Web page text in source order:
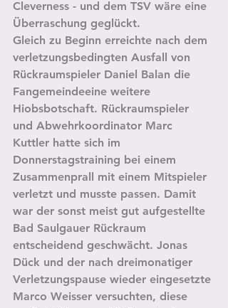
Cleverness - und dem TSV wäre eine
Überraschung geglückt.
Gleich zu Beginn erreichte nach dem
verletzungsbedingten Ausfall von
Rückraumspieler Daniel Balan die
Fangemeindeeine weitere
Hiobsbotschaft. Rückraumspieler
und Abwehrkoordinator Marc
Kuttler hatte sich im
Donnerstagstraining bei einem
Zusammenprall mit einem Mitspieler
verletzt und musste passen. Damit
war der sonst meist gut aufgestellte
Bad Saulgauer Rückraum
entscheidend geschwächt. Jonas
Dück und der nach dreimonatiger
Verletzungspause wieder eingesetzte
Marco Weisser versuchten, diese